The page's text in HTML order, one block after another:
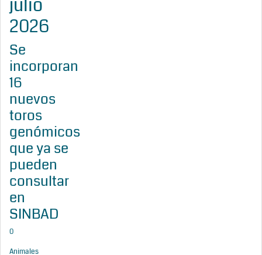
julio
2026
Se
incorporan
16
nuevos
toros
genómicos
que ya se
pueden
consultar
en
SINBAD
0
Animales